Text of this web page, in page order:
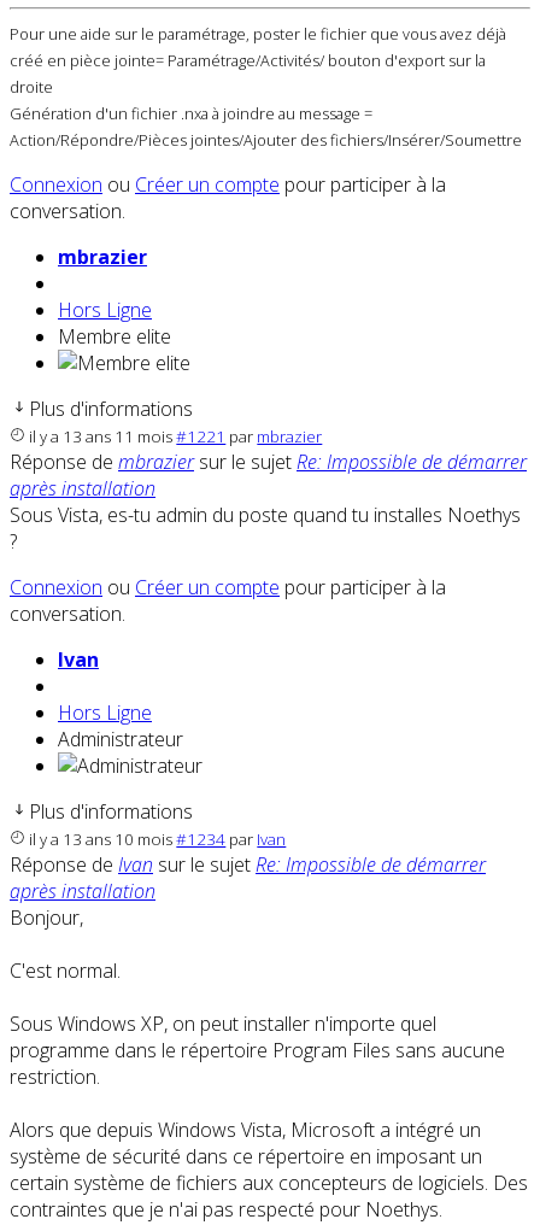
Pour une aide sur le paramétrage, poster le fichier que vous avez déjà
créé en pièce jointe= Paramétrage/Activités/ bouton d'export sur la
droite
Génération d'un fichier .nxa à joindre au message =
Action/Répondre/Pièces jointes/Ajouter des fichiers/Insérer/Soumettre
Connexion ou Créer un compte pour participer à la
conversation.
mbrazier
Hors Ligne
Membre elite
Plus d'informations
il y a 13 ans 11 mois#1221 par mbrazier
Réponse de mbraziersur le sujetRe: Impossible de démarrer
après installation
Sous Vista, es-tu admin du poste quand tu installes Noethys
?
Connexion ou Créer un compte pour participer à la
conversation.
Ivan
Hors Ligne
Administrateur
Plus d'informations
il y a 13 ans 10 mois#1234 par Ivan
Réponse de Ivan sur le sujetRe: Impossible de démarrer
après installation
Bonjour,
C'est normal.
Sous Windows XP, on peut installer n'importe quel
programme dans le répertoire Program Files sans aucune
restriction.
Alors que depuis Windows Vista, Microsoft a intégré un
système de sécurité dans ce répertoire en imposant un
certain système de fichiers aux concepteurs de logiciels. Des
contraintes que je n'ai pas respecté pour Noethys.